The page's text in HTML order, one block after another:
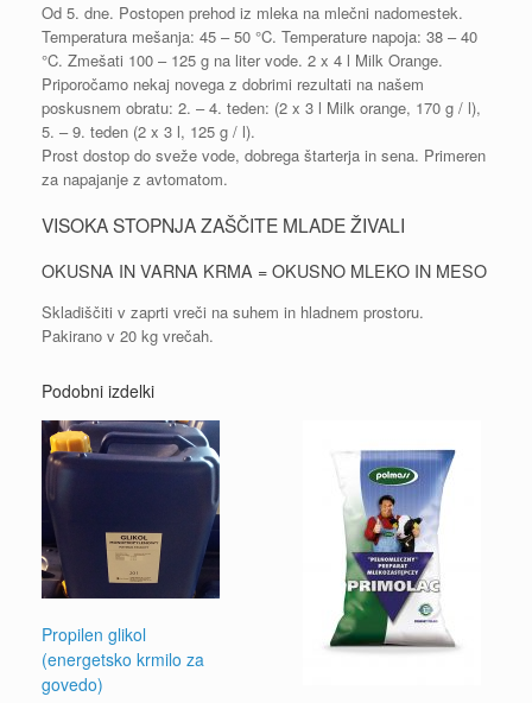
Od 5. dne. Postopen prehod iz mleka na mlečni nadomestek.
Temperatura mešanja: 45 – 50 °C. Temperature napoja: 38 – 40
°C. Zmešati 100 – 125 g na liter vode. 2 x 4 l Milk Orange.
Priporočamo nekaj novega z dobrimi rezultati na našem
poskusnem obratu: 2. – 4. teden: (2 x 3 l Milk orange, 170 g / l),
5. – 9. teden (2 x 3 l, 125 g / l).
Prost dostop do sveže vode, dobrega štarterja in sena. Primeren
za napajanje z avtomatom.
VISOKA STOPNJA ZAŠČITE MLADE ŽIVALI
OKUSNA IN VARNA KRMA = OKUSNO MLEKO IN MESO
Skladiščiti v zaprti vreči na suhem in hladnem prostoru.
Pakirano v 20 kg vrečah.
Podobni izdelki
Propilen glikol
(energetsko krmilo za
govedo)